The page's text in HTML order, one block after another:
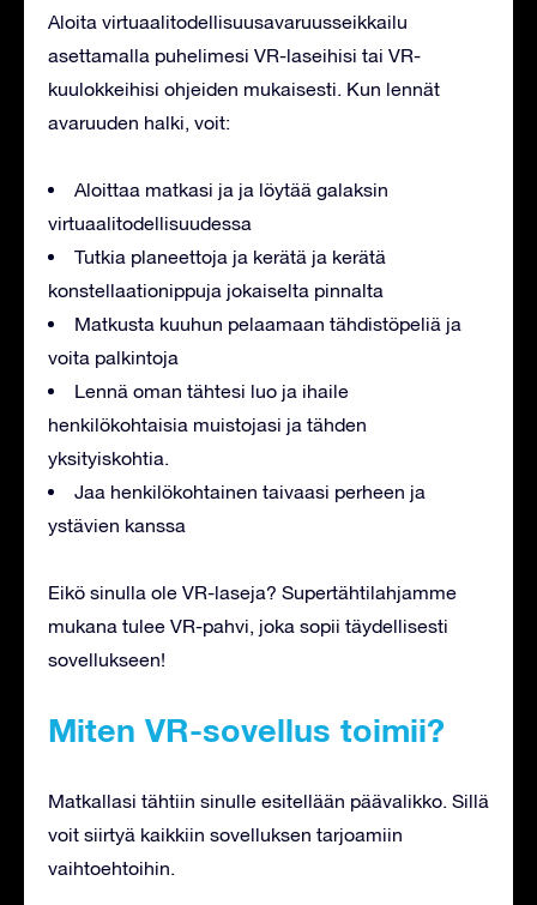
Aloita virtuaalitodellisuusavaruusseikkailu
asettamalla puhelimesi VR-laseihisi tai VR-
kuulokkeihisi ohjeiden mukaisesti. Kun lennät
avaruuden halki, voit:
Aloittaa matkasi ja ja löytää galaksin
virtuaalitodellisuudessa
Tutkia planeettoja ja kerätä ja kerätä
konstellaationippuja jokaiselta pinnalta
Matkusta kuuhun pelaamaan tähdistöpeliä ja
voita palkintoja
Lennä oman tähtesi luo ja ihaile
henkilökohtaisia muistojasi ja tähden
yksityiskohtia.
Jaa henkilökohtainen taivaasi perheen ja
ystävien kanssa
Eikö sinulla ole VR-laseja? Supertähtilahjamme
mukana tulee VR-pahvi, joka sopii täydellisesti
sovellukseen!
Miten VR-sovellus toimii?
Matkallasi tähtiin sinulle esitellään päävalikko. Sillä
voit siirtyä kaikkiin sovelluksen tarjoamiin
vaihtoehtoihin.